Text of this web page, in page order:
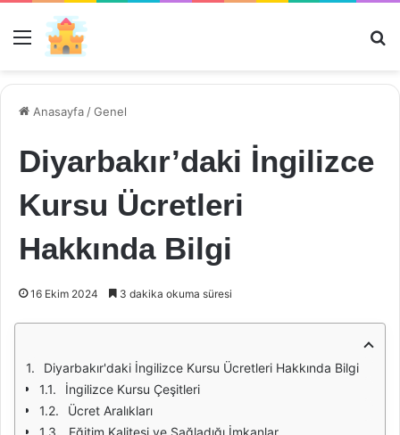
Menü
Anasayfa /Genel
Diyarbakır’daki İngilizce
Kursu Ücretleri
Hakkında Bilgi
16 Ekim 2024 3 dakika okuma süresi
Diyarbakır'daki İngilizce Kursu Ücretleri Hakkında Bilgi
İngilizce Kursu Çeşitleri
Ücret Aralıkları
Eğitim Kalitesi ve Sağladığı İmkanlar